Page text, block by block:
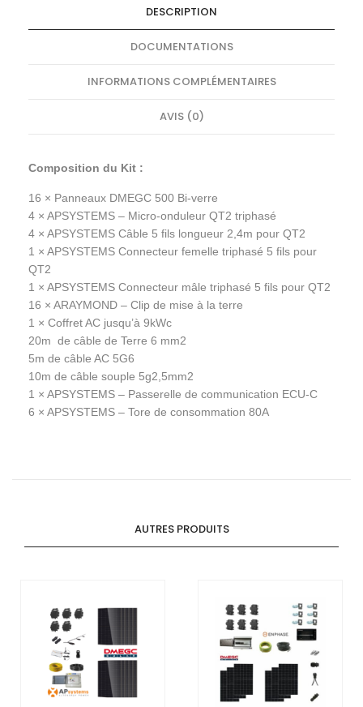
DESCRIPTION
DOCUMENTATIONS
INFORMATIONS COMPLÉMENTAIRES
AVIS (0)
Composition du Kit :
16 × Panneaux DMEGC 500 Bi-verre
4 × APSYSTEMS – Micro-onduleur QT2 triphasé
4 × APSYSTEMS Câble 5 fils longueur 2,4m pour QT2
1 × APSYSTEMS Connecteur femelle triphasé 5 fils pour
QT2
1 × APSYSTEMS Connecteur mâle triphasé 5 fils pour QT2
16 × ARAYMOND – Clip de mise à la terre
1 × Coffret AC jusqu’à 9kWc
20m de câble de Terre 6 mm2
5m de câble AC 5G6
10m de câble souple 5g2,5mm2
1 × APSYSTEMS – Passerelle de communication ECU-C
6 × APSYSTEMS – Tore de consommation 80A
AUTRES PRODUITS